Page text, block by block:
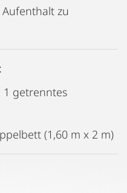
zu
1 getrenntes
(1,60 m x 2 m)